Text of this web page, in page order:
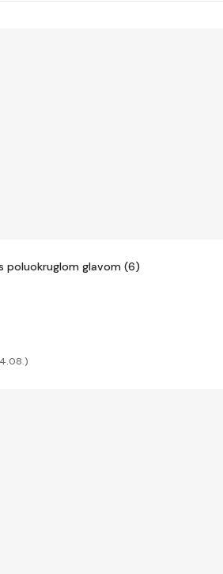
poluokruglom glavom (6)